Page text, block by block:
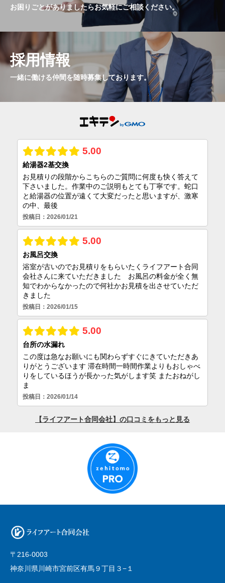
お困りごとがありましたらお気軽にご相談ください。
採用情報
一緒に働ける仲間を随時募集しております。
〒216-0003
神奈川県川崎市宮前区有馬９丁目３−１